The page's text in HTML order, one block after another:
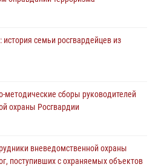
этап ежегодного
мастерства среди
охраны Росгвардии
приняли участие в молебне в рамках
равноапостольного князя
семьи росгвардейцев из
методические сборы руководителей
охраны Росгвардии
вневедомственной охраны
поступивших с охраняемых объектов